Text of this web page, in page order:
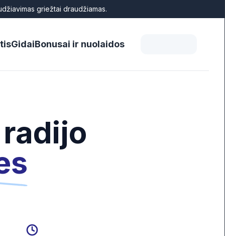
griežtai draudžiamas.
GidaiBonusai ir nuolaidos